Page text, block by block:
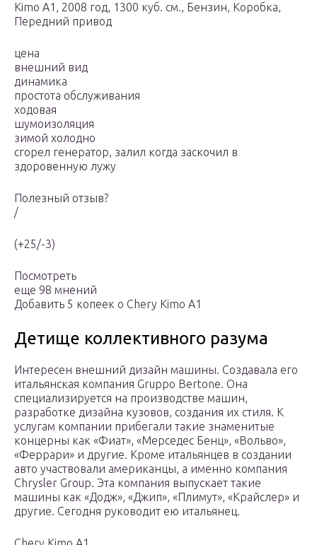
Kimo A1, 2008 год, 1300 куб. см., Бензин, Коробка,
Передний привод
цена
внешний вид
динамика
простота обслуживания
ходовая
шумоизоляция
зимой холодно
сгорел генератор, залил когда заскочил в
здоровенную лужу
Полезный отзыв?
/
(+25/-3)
Посмотреть
еще 98 мнений
Добавить 5 копеек о Chery Kimo A1
Детище коллективного разума
Интересен внешний дизайн машины. Создавала его
итальянская компания Gruppo Bertone. Она
специализируется на производстве машин,
разработке дизайна кузовов, создания их стиля. К
услугам компании прибегали такие знаменитые
концерны как «Фиат», «Мерседес Бенц», «Вольво»,
«Феррари» и другие. Кроме итальянцев в создании
авто участвовали американцы, а именно компания
Chrysler Group. Эта компания выпускает такие
машины как «Додж», «Джип», «Плимут», «Крайслер» и
другие. Сегодня руководит ею итальянец.